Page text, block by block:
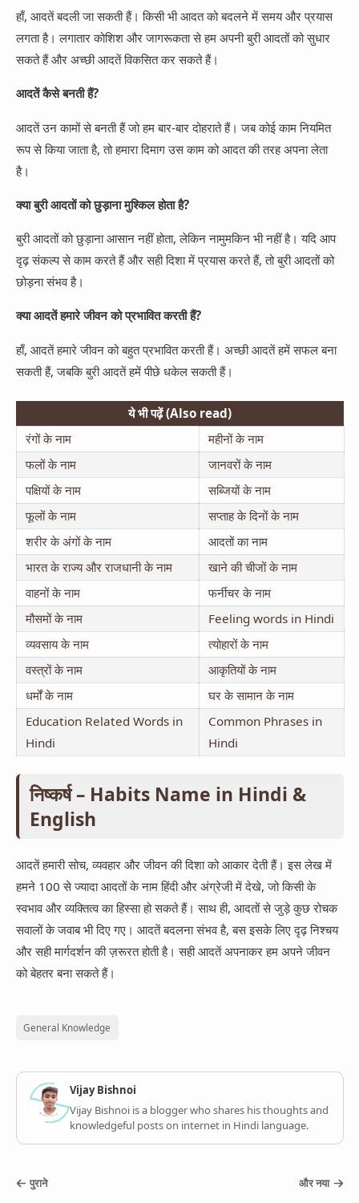
हाँ, आदतें बदली जा सकती हैं। किसी भी आदत को बदलने में समय और प्रयास
लगता है। लगातार कोशिश और जागरूकता से हम अपनी बुरी आदतों को सुधार
सकते हैं और अच्छी आदतें विकसित कर सकते हैं।
आदतें कैसे बनती हैं?
आदतें उन कामों से बनती हैं जो हम बार-बार दोहराते हैं। जब कोई काम नियमित
रूप से किया जाता है, तो हमारा दिमाग उस काम को आदत की तरह अपना लेता
है।
क्या बुरी आदतों को छुड़ाना मुश्किल होता है?
बुरी आदतों को छुड़ाना आसान नहीं होता, लेकिन नामुमकिन भी नहीं है। यदि आप
दृढ़ संकल्प से काम करते हैं और सही दिशा में प्रयास करते हैं, तो बुरी आदतों को
छोड़ना संभव है।
क्या आदतें हमारे जीवन को प्रभावित करती हैं?
हाँ, आदतें हमारे जीवन को बहुत प्रभावित करती हैं। अच्छी आदतें हमें सफल बना
सकती हैं, जबकि बुरी आदतें हमें पीछे धकेल सकती हैं।
ये भी पढ़ें (Also read)
रंगों के नाम
महीनों के नाम
फलों के नाम
जानवरों के नाम
पक्षियों के नाम
सब्जियों के नाम
फूलों के नाम
सप्ताह के दिनों के नाम
शरीर के अंगों के नाम
आदतों का नाम
भारत के राज्य और राजधानी के नाम
खाने की चीजों के नाम
वाहनों के नाम
फर्नीचर के नाम
मौसमों के नाम
Feeling words in Hindi
व्यवसाय के नाम
त्योहारों के नाम
वस्त्रों के नाम
आकृतियों के नाम
धर्मों के नाम
घर के सामान के नाम
Education Related Words in
Hindi
Common Phrases in
Hindi
निष्कर्ष – Habits Name in Hindi &
English
आदतें हमारी सोच, व्यवहार और जीवन की दिशा को आकार देती हैं। इस लेख में
हमने 100 से ज्यादा आदतों के नाम हिंदी और अंग्रेजी में देखे, जो किसी के
स्वभाव और व्यक्तित्व का हिस्सा हो सकते हैं। साथ ही, आदतों से जुड़े कुछ रोचक
सवालों के जवाब भी दिए गए। आदतें बदलना संभव है, बस इसके लिए दृढ़ निश्चय
और सही मार्गदर्शन की ज़रूरत होती है। सही आदतें अपनाकर हम अपने जीवन
को बेहतर बना सकते हैं।
General Knowledge
Vijay Bishnoi
Vijay Bishnoi is a blogger who shares his thoughts and
knowledgeful posts on internet in Hindi language.
पुराने और नया